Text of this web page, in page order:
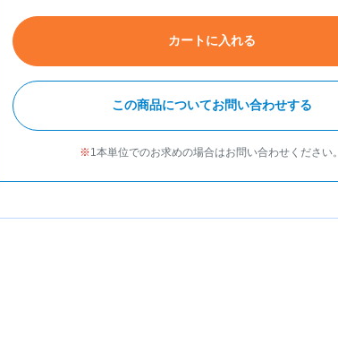
カートに入れる
この商品についてお問い合わせする
1本単位でのお求めの場合はお問い合わせください。